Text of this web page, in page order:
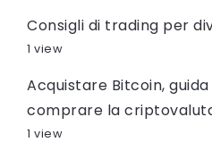
Consigli di trading per
1 view
Acquistare Bitcoin,
comprare la
1 view